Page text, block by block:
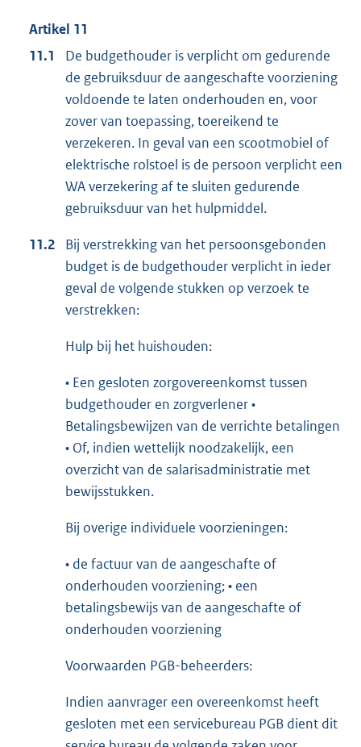
Artikel 11
11.1
De budgethouder is verplicht om gedurende
de gebruiksduur de aangeschafte voorziening
voldoende te laten onderhouden en, voor
zover van toepassing, toereikend te
verzekeren. In geval van een scootmobiel of
elektrische rolstoel is de persoon verplicht een
WA verzekering af te sluiten gedurende
gebruiksduur van het hulpmiddel.
11.2
Bij verstrekking van het persoonsgebonden
budget is de budgethouder verplicht in ieder
geval de volgende stukken op verzoek te
verstrekken:
Hulp bij het huishouden:
• Een gesloten zorgovereenkomst tussen
budgethouder en zorgverlener •
Betalingsbewijzen van de verrichte betalingen
• Of, indien wettelijk noodzakelijk, een
overzicht van de salarisadministratie met
bewijsstukken.
Bij overige individuele voorzieningen:
• de factuur van de aangeschafte of
onderhouden voorziening; • een
betalingsbewijs van de aangeschafte of
onderhouden voorziening
Voorwaarden PGB-beheerders:
Indien aanvrager een overeenkomst heeft
gesloten met een servicebureau PGB dient dit